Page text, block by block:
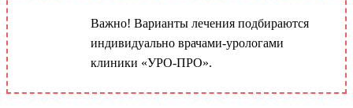
Важно! Варианты лечения подбираются
индивидуально врачами-урологами
клиники «УРО-ПРО».